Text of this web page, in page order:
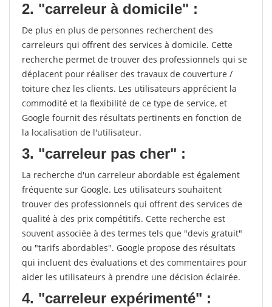
2. "carreleur à domicile" :
De plus en plus de personnes recherchent des
carreleurs qui offrent des services à domicile. Cette
recherche permet de trouver des professionnels qui se
déplacent pour réaliser des travaux de couverture /
toiture chez les clients. Les utilisateurs apprécient la
commodité et la flexibilité de ce type de service, et
Google fournit des résultats pertinents en fonction de
la localisation de l'utilisateur.
3. "carreleur pas cher" :
La recherche d'un carreleur abordable est également
fréquente sur Google. Les utilisateurs souhaitent
trouver des professionnels qui offrent des services de
qualité à des prix compétitifs. Cette recherche est
souvent associée à des termes tels que "devis gratuit"
ou "tarifs abordables". Google propose des résultats
qui incluent des évaluations et des commentaires pour
aider les utilisateurs à prendre une décision éclairée.
4. "carreleur expérimenté" :